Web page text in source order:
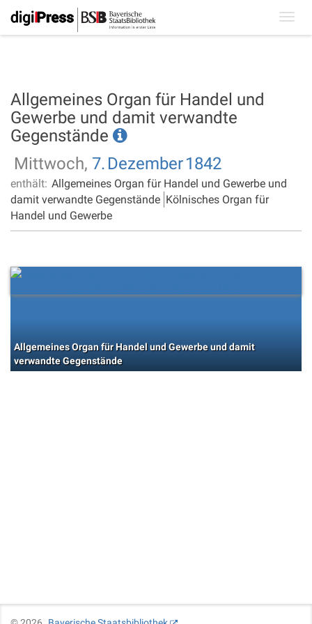
Allgemeines Organ für Handel und
Gewerbe und damit verwandte
Gegenstände
Mittwoch, 7. Dezember1842
enthält: Allgemeines Organ für Handel und Gewerbe und
damit verwandte Gegenstände Kölnisches Organ für
Handel und Gewerbe
Allgemeines Organ für Handel und Gewerbe und damit
verwandte Gegenstände